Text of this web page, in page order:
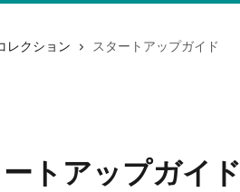
レクション スタートアップガイド
トアップガイド